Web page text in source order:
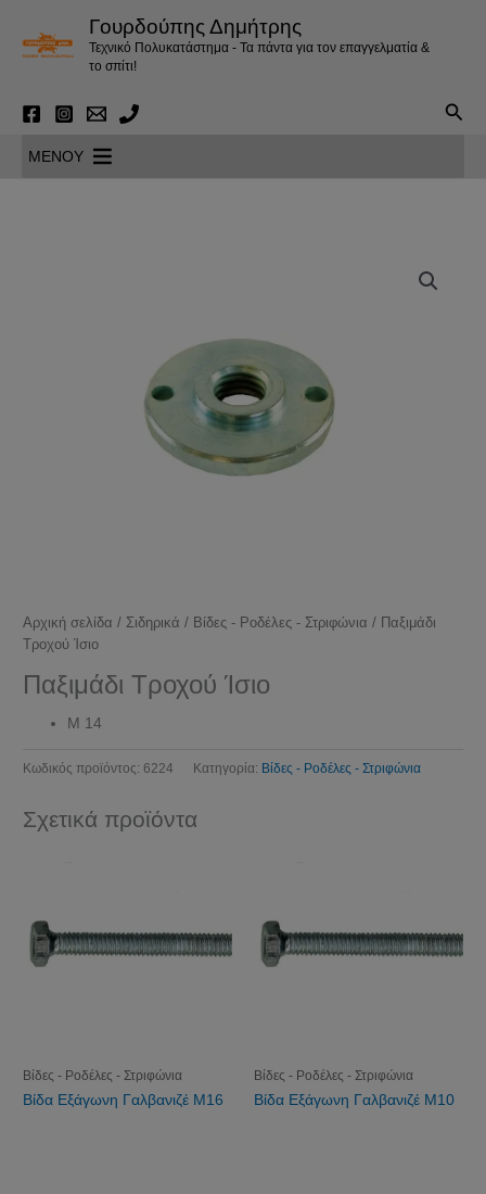
περιεχόμενο
Γουρδούπης Δημήτρης
Τεχνικό Πολυκατάστημα - Τα πάντα για τον επαγγελματία &
το σπίτι!
MENOY
Αρχική σελίδα / Σιδηρικά / Βίδες - Ροδέλες - Στριφώνια / Παξιμάδι
Τροχού Ίσιο
Παξιμάδι Τροχού Ίσιο
M 14
Κωδικός προϊόντος:6224 Κατηγορία: Βίδες - Ροδέλες - Στριφώνια
Σχετικά προϊόντα
Βίδες - Ροδέλες - Στριφώνια
Βίδα Εξάγωνη Γαλβανιζέ Μ16
Βίδες - Ροδέλες - Στριφώνια
Βίδα Εξάγωνη Γαλβανιζέ Μ10